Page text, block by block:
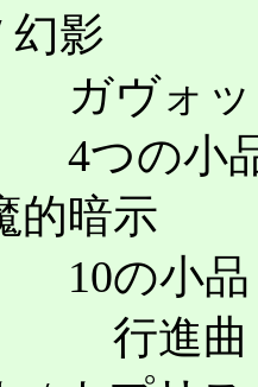
幻影
ヴォット
の小品
的暗示
の小品
進曲 / ガ